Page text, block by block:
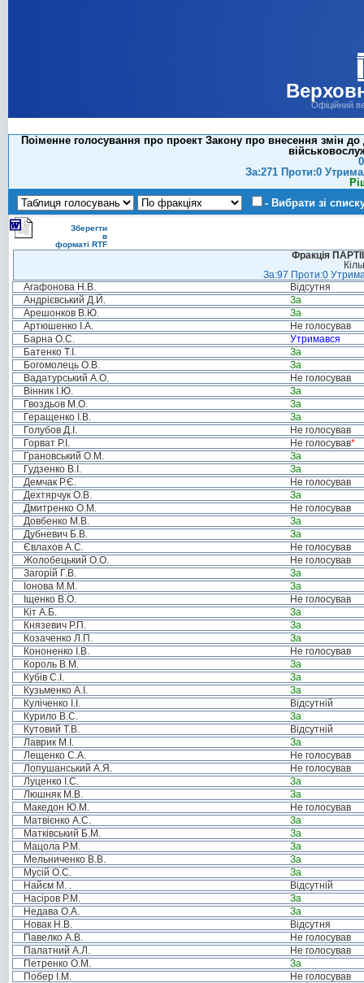
Офіційний
Поіменне голосування про проект Закону про внесення змін
За:271 Проти:0
- Вибрати зі
Зберегти
в
форматі RTF
Фракція
За:97 Проти:0
Агафонова Н.В.
Відсутня
Андрієвський Д.Й.
За
Арешонков В.Ю.
За
Артюшенко І.А.
Не голосував
Барна О.С.
Утримався
Батенко Т.І.
За
Богомолець О.В.
За
Вадатурський А.О.
Не голосував
Вінник І.Ю.
За
Гвоздьов М.О.
За
Геращенко І.В.
За
Голубов Д.І.
Не голосував
Горват Р.І.
Не голосував*
Грановський О.М.
За
Гудзенко В.І.
За
Демчак Р.Є.
Не голосував
Дехтярчук О.В.
За
Дмитренко О.М.
Не голосував
Довбенко М.В.
За
Дубневич Б.В.
За
Євлахов А.С.
Не голосував
Жолобецький О.О.
Не голосував
Загорій Г.В.
За
Іонова М.М.
За
Іщенко В.О.
Не голосував
Кіт А.Б.
За
Князевич Р.П.
За
Козаченко Л.П.
За
Кононенко І.В.
Не голосував
Король В.М.
За
Кубів С.І.
За
Кузьменко А.І.
За
Куліченко І.І.
Відсутній
Курило В.С.
За
Кутовий Т.В.
Відсутній
Лаврик М.І.
За
Лещенко С.А.
Не голосував
Лопушанський А.Я.
Не голосував
Луценко І.С.
За
Люшняк М.В.
За
Македон Ю.М.
Не голосував
Матвієнко А.С.
За
Матківський Б.М.
За
Мацола Р.М.
За
Мельниченко В.В.
За
Мусій О.С.
За
Найєм М. .
Відсутній
Насіров Р.М.
За
Недава О.А.
За
Новак Н.В.
Відсутня
Павелко А.В.
Не голосував
Палатний А.Л.
Не голосував
Петренко О.М.
За
Побер І.М.
Не голосував